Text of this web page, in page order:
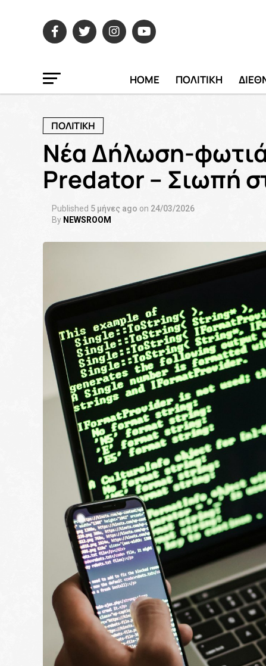
HOME ΠΟΛΙΤΙΚΗ
ΠΟΛΙΤΙΚΗ
Νέα Δήλωση-φωτιά
Predator – Σιωπή
Published 5 μήνες ago on 24/03/2026
By NEWSROOM